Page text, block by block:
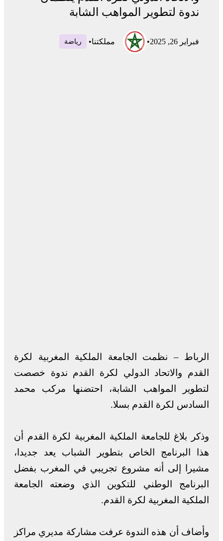
ندوة لتطوير المواهب الشابة
فبراير 26, 2025 • مملكتنا• رياضة
الرباط – نظمت الجامعة الملكية المغربية لكرة
القدم والاتحاد الدولي لكرة القدم ندوة خصصت
لتطوير المواهب الشابة، احتضنها مركب محمد
السادس لكرة القدم بسلا.
وذكر بلاغ للجامعة الملكية المغربية لكرة القدم أن
هذا البرنامج الخاص بتطوير الشباب يعد جديدا،
مشيرا إلى أنه مشروع تجريبي في المغرب بفضل
البرنامج الوطني للتكوين الذي وضعته الجامعة
الملكية المغربية لكرة القدم.
وأضاف أن هذه الندوة عرفت مشاركة مديري مراكز